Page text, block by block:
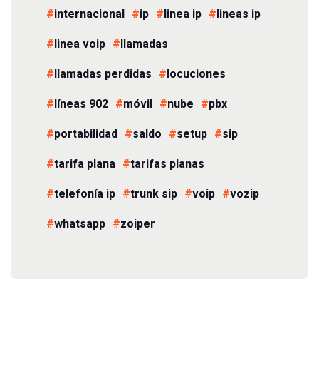
internacional
ip linea ip
lineas ip
linea voip
llamadas
llamadas perdidas
locuciones
líneas 902
móvil nube
pbx
portabilidad
saldo setup
sip
tarifa plana
tarifas planas
telefonía ip
trunk sip voip
vozip
whatsapp
zoiper